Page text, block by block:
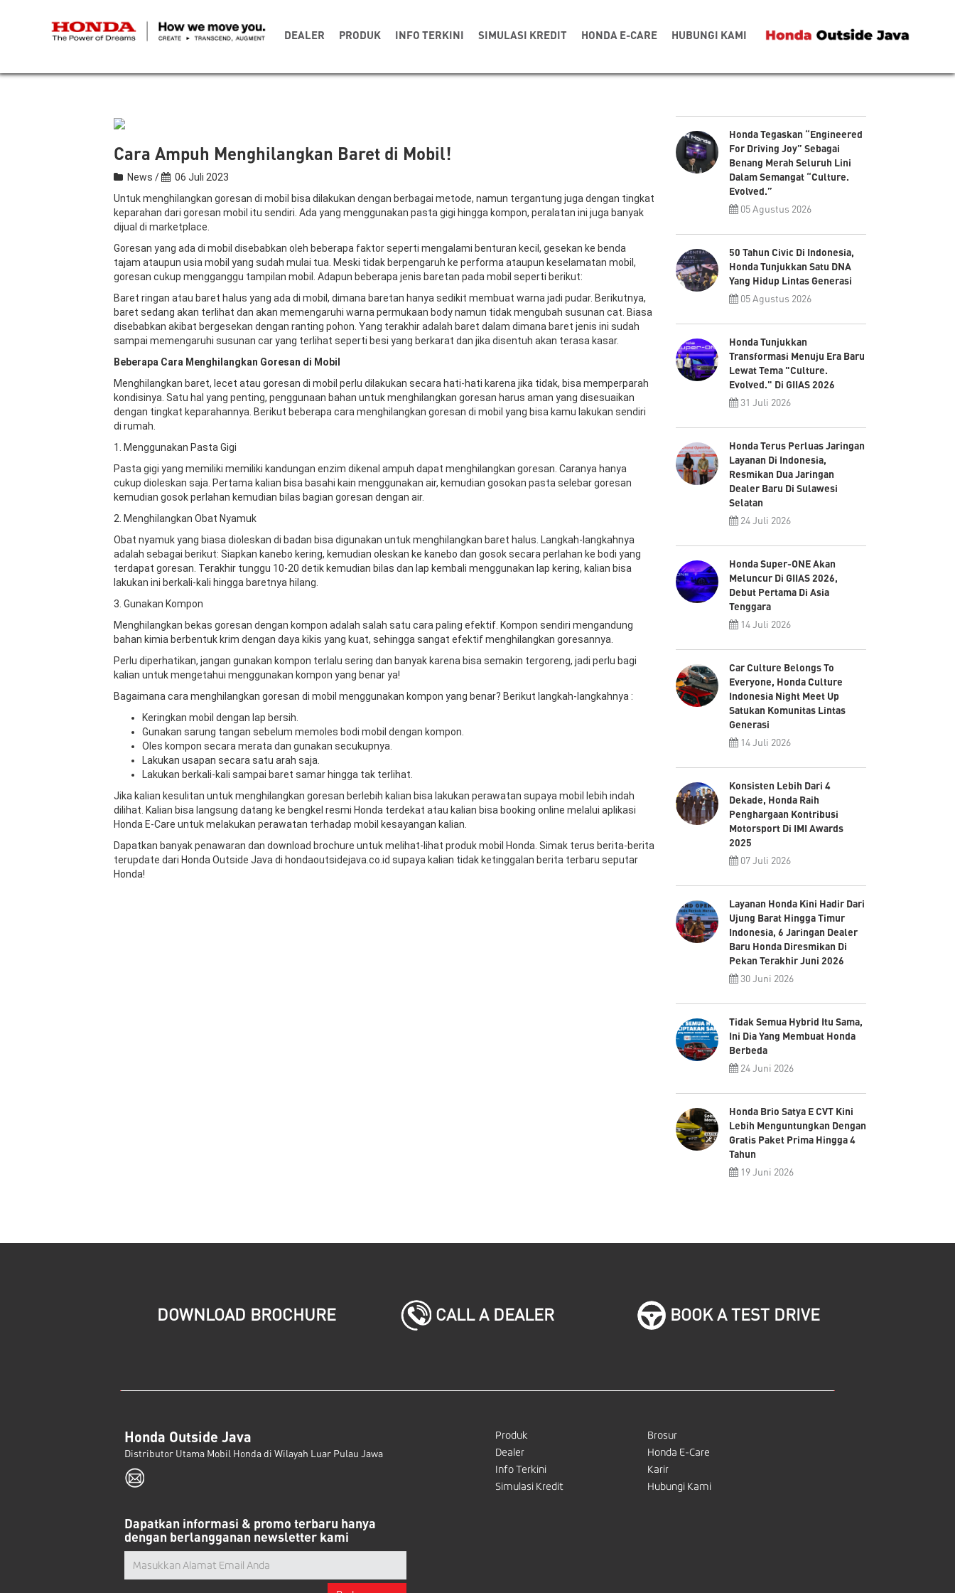
DEALER PRODUK INFO TERKINI SIMULASI KREDIT HONDA E-CARE HUBUNGI KAMI
Cara Ampuh Menghilangkan Baret di Mobil!
News /
06 Juli 2023
Untuk menghilangkan goresan di mobil bisa dilakukan dengan berbagai metode, namun tergantung juga dengan tingkat
keparahan dari goresan mobil itu sendiri. Ada yang menggunakan pasta gigi hingga kompon, peralatan ini juga banyak
dijual di marketplace.
Goresan yang ada di mobil disebabkan oleh beberapa faktor seperti mengalami benturan kecil, gesekan ke benda
tajam ataupun usia mobil yang sudah mulai tua. Meski tidak berpengaruh ke performa ataupun keselamatan mobil,
goresan cukup mengganggu tampilan mobil. Adapun beberapa jenis baretan pada mobil seperti berikut:
Baret ringan atau baret halus yang ada di mobil, dimana baretan hanya sedikit membuat warna jadi pudar. Berikutnya,
baret sedang akan terlihat dan akan memengaruhi warna permukaan body namun tidak mengubah susunan cat. Biasa
disebabkan akibat bergesekan dengan ranting pohon. Yang terakhir adalah baret dalam dimana baret jenis ini sudah
sampai memengaruhi susunan car yang terlihat seperti besi yang berkarat dan jika disentuh akan terasa kasar.
Beberapa Cara Menghilangkan Goresan di Mobil
Menghilangkan baret, lecet atau goresan di mobil perlu dilakukan secara hati-hati karena jika tidak, bisa memperparah
kondisinya. Satu hal yang penting, penggunaan bahan untuk menghilangkan goresan harus aman yang disesuaikan
dengan tingkat keparahannya. Berikut beberapa cara menghilangkan goresan di mobil yang bisa kamu lakukan sendiri
di rumah.
1. Menggunakan Pasta Gigi
Pasta gigi yang memiliki memiliki kandungan enzim dikenal ampuh dapat menghilangkan goresan. Caranya hanya
cukup dioleskan saja. Pertama kalian bisa basahi kain menggunakan air, kemudian gosokan pasta selebar goresan
kemudian gosok perlahan kemudian bilas bagian goresan dengan air.
2. Menghilangkan Obat Nyamuk
Obat nyamuk yang biasa dioleskan di badan bisa digunakan untuk menghilangkan baret halus. Langkah-langkahnya
adalah sebagai berikut: Siapkan kanebo kering, kemudian oleskan ke kanebo dan gosok secara perlahan ke bodi yang
terdapat goresan. Terakhir tunggu 10-20 detik kemudian bilas dan lap kembali menggunakan lap kering, kalian bisa
lakukan ini berkali-kali hingga baretnya hilang.
3. Gunakan Kompon
Menghilangkan bekas goresan dengan kompon adalah salah satu cara paling efektif. Kompon sendiri mengandung
bahan kimia berbentuk krim dengan daya kikis yang kuat, sehingga sangat efektif menghilangkan goresannya.
Perlu diperhatikan, jangan gunakan kompon terlalu sering dan banyak karena bisa semakin tergoreng, jadi perlu bagi
kalian untuk mengetahui menggunakan kompon yang benar ya!
Bagaimana cara menghilangkan goresan di mobil menggunakan kompon yang benar? Berikut langkah-langkahnya :
Keringkan mobil dengan lap bersih.
Gunakan sarung tangan sebelum memoles bodi mobil dengan kompon.
Oles kompon secara merata dan gunakan secukupnya.
Lakukan usapan secara satu arah saja.
Lakukan berkali-kali sampai baret samar hingga tak terlihat.
Jika kalian kesulitan untuk menghilangkan goresan berlebih kalian bisa lakukan perawatan supaya mobil lebih indah
dilihat. Kalian bisa langsung datang ke bengkel resmi Honda terdekat atau kalian bisa booking online melalui aplikasi
Honda E-Care untuk melakukan perawatan terhadap mobil kesayangan kalian.
Dapatkan banyak penawaran dan download brochure untuk melihat-lihat produk mobil Honda. Simak terus berita-berita
terupdate dari Honda Outside Java di hondaoutsidejava.co.id supaya kalian tidak ketinggalan berita terbaru seputar
Honda!
Honda Tegaskan “Engineered
For Driving Joy” Sebagai
Benang Merah Seluruh Lini
Dalam Semangat “Culture.
Evolved.”
05 Agustus 2026
50 Tahun Civic Di Indonesia,
Honda Tunjukkan Satu DNA
Yang Hidup Lintas Generasi
05 Agustus 2026
Honda Tunjukkan
Transformasi Menuju Era Baru
Lewat Tema "Culture.
Evolved." Di GIIAS 2026
31 Juli 2026
Honda Terus Perluas Jaringan
Layanan Di Indonesia,
Resmikan Dua Jaringan
Dealer Baru Di Sulawesi
Selatan
24 Juli 2026
Honda Super-ONE Akan
Meluncur Di GIIAS 2026,
Debut Pertama Di Asia
Tenggara
14 Juli 2026
Car Culture Belongs To
Everyone, Honda Culture
Indonesia Night Meet Up
Satukan Komunitas Lintas
Generasi
14 Juli 2026
Konsisten Lebih Dari 4
Dekade, Honda Raih
Penghargaan Kontribusi
Motorsport Di IMI Awards
2025
07 Juli 2026
Layanan Honda Kini Hadir Dari
Ujung Barat Hingga Timur
Indonesia, 6 Jaringan Dealer
Baru Honda Diresmikan Di
Pekan Terakhir Juni 2026
30 Juni 2026
Tidak Semua Hybrid Itu Sama,
Ini Dia Yang Membuat Honda
Berbeda
24 Juni 2026
Honda Brio Satya E CVT Kini
Lebih Menguntungkan Dengan
Gratis Paket Prima Hingga 4
Tahun
19 Juni 2026
DOWNLOAD BROCHURE CALL A DEALER BOOK A TEST DRIVE
Honda Outside Java
Distributor Utama Mobil Honda di Wilayah Luar Pulau Jawa
Produk
Dealer
Info Terkini
Simulasi Kredit
Brosur
Honda E-Care
Karir
Hubungi Kami
Dapatkan informasi & promo terbaru hanya
dengan berlangganan newsletter kami